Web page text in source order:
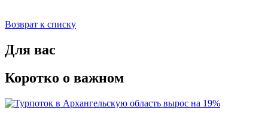
Возврат к списку
Для вас
Коротко о важном